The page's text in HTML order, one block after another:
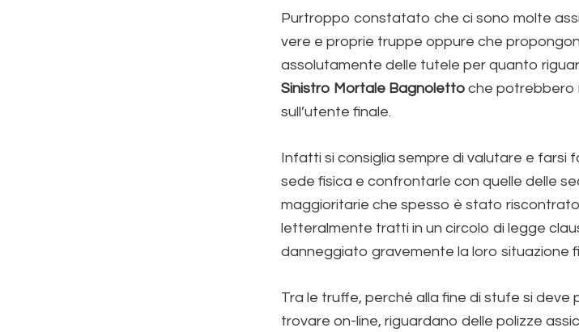
Purtroppo constatato che ci sono molte
vere e proprie truppe oppure che
assolutamente delle tutele per quanto
Sinistro Mortale Bagnoletto che potrebbero
sull’utente finale.
Infatti si consiglia sempre di valutare e farsi
sede fisica e confrontarle con quelle delle
maggioritarie che spesso è stato
letteralmente tratti in un circolo di legge
danneggiato gravemente la loro situazione
Tra le truffe, perché alla fine di stufe si
trovare on-line, riguardano delle polizze